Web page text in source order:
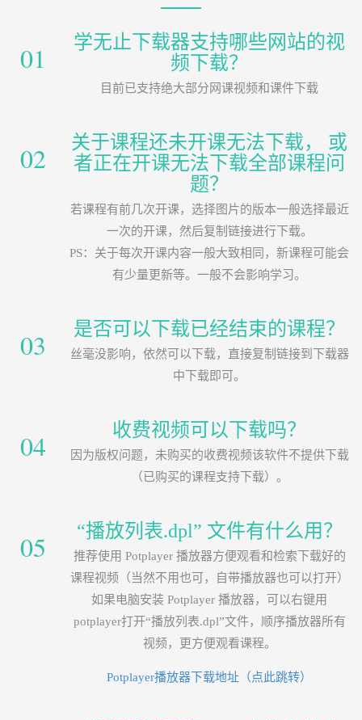
01
学无止下载器支持哪些网站的视
频下载？
目前已支持绝大部分网课视频和课件下载
02
关于课程还未开课无法下载， 或
者正在开课无法下载全部课程问
题？
若课程有前几次开课，选择图片的版本一般选择最近
一次的开课，然后复制链接进行下载。
PS：关于每次开课内容一般大致相同，新课程可能会
有少量更新等。一般不会影响学习。
03 是否可以下载已经结束的课程？
丝毫没影响，依然可以下载，直接复制链接到下载器
中下载即可。
04 收费视频可以下载吗？
因为版权问题，未购买的收费视频该软件不提供下载
（已购买的课程支持下载）。
05 “播放列表.dpl” 文件有什么用？
推荐使用 Potplayer 播放器方便观看和检索下载好的
课程视频（当然不用也可，自带播放器也可以打开）
如果电脑安装 Potplayer 播放器，可以右键用
potplayer打开“播放列表.dpl”文件，顺序播放器所有
视频，更方便观看课程。
Potplayer播放器下载地址（点此跳转）